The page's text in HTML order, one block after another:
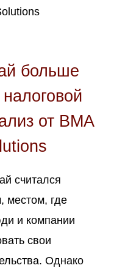
больше
от BMA
считался
местом, где
и компании
свои
Однако